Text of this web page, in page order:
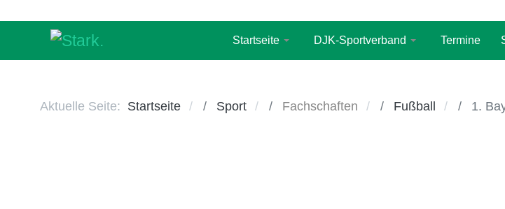
Startseite DJK-Sportverband Termine
Aktuelle Seite: Startseite Sport Fachschaften Fußball 1.